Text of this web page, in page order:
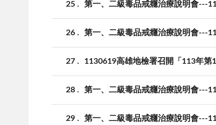
25 第一、二級毒品戒癮治療說明會---
26 第一、二級毒品戒癮治療說明會---
27 1130619高雄地檢署召開「113年第
28 第一、二級毒品戒癮治療說明會---
29 第一、二級毒品戒癮治療說明會---